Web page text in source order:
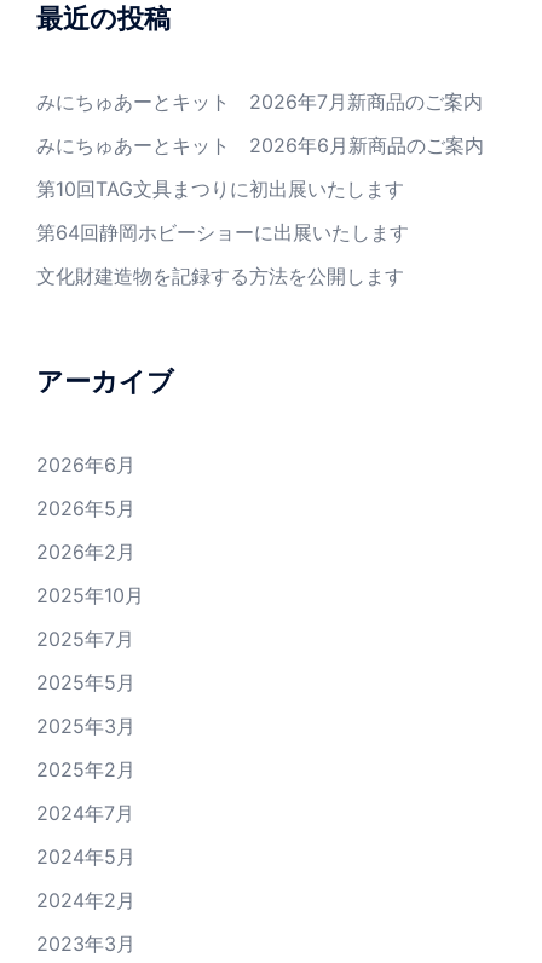
最近の投稿
みにちゅあーとキット 2026年7月新商品のご案内
みにちゅあーとキット 2026年6月新商品のご案内
第10回TAG文具まつりに初出展いたします
第64回静岡ホビーショーに出展いたします
文化財建造物を記録する方法を公開します
アーカイブ
2026年6月
2026年5月
2026年2月
2025年10月
2025年7月
2025年5月
2025年3月
2025年2月
2024年7月
2024年5月
2024年2月
2023年3月